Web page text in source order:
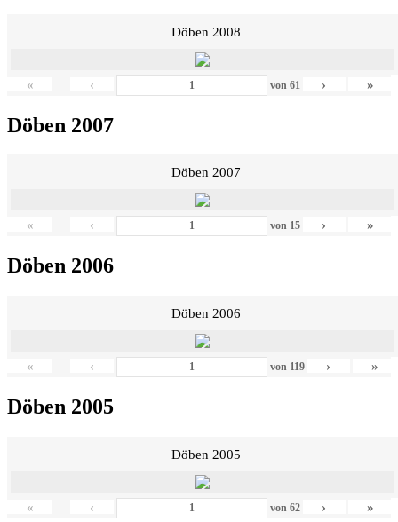
Döben 2008
« ‹ von 61 › »
Döben 2007
Döben 2007
« ‹ von 15 › »
Döben 2006
Döben 2006
« ‹ von 119 › »
Döben 2005
Döben 2005
« ‹ von 62 › »